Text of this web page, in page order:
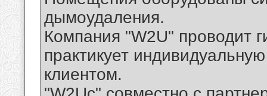
дымоудаления.
Компания "W2U" проводит
практикует
клиентом.